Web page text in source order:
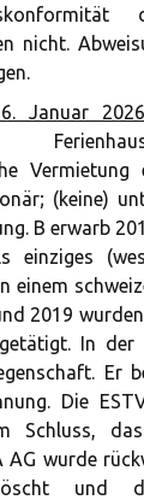
nicht.
Januar 2026
(keine)
B erwarb
einziges
einem
2019
In
Er
Die
Schluss,
AG wurde
und